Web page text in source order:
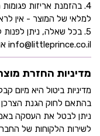
4. בהזמנת אריזות
למלאי של המוצר - אין
5. בכל שאלה, ניתן
info@littleprince.co.il או בצור קשר באתר.
מדיניות החזרת
בהתאם לחוק הגנת הצרכן
ניתן לבטל את העסקה
לשירות הלקוחות של